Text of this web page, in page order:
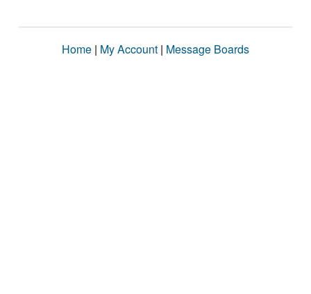
Home | My Account | Message Boards